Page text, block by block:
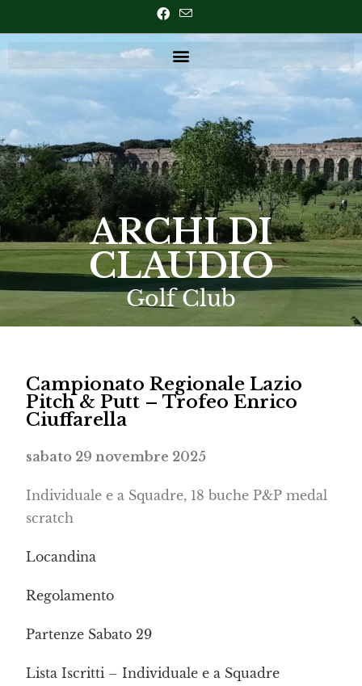
ARCHI DI
CLAUDIO
Golf Club
Campionato Regionale Lazio
Pitch & Putt – Trofeo Enrico
Ciuffarella
sabato 29 novembre 2025
Individuale e a Squadre, 18 buche P&P medal
scratch
Locandina
Regolamento
Partenze Sabato 29
Lista Iscritti – Individuale e a Squadre